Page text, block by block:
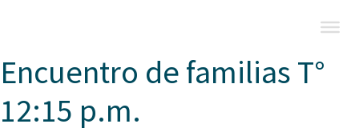
Encuentro de familias T°
12:15 p.m.